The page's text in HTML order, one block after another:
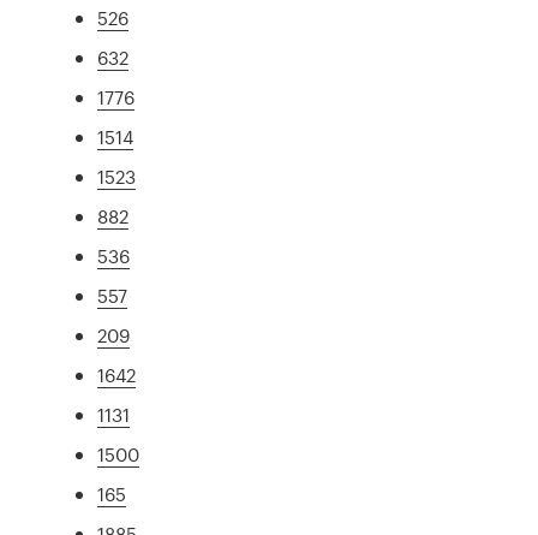
526
632
1776
1514
1523
882
536
557
209
1642
1131
1500
165